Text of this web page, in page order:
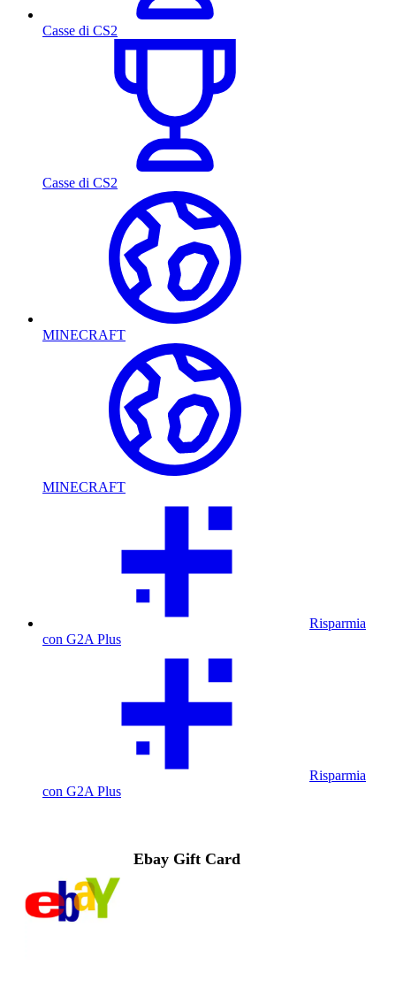
Casse di CS2
Casse di CS2
MINECRAFT
MINECRAFT
Risparmia
con G2A Plus
Risparmia
con G2A Plus
Ebay Gift Card